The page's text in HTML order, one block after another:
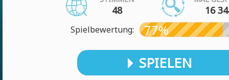
48 16
Spielbewertung: 77%
SPIELEN